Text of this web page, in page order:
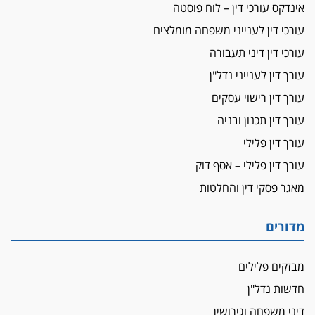
פיקטיביות בשם פלסטינים
על המידתיות
ביה"ד המשמעתי ביטל השעיה לצמיתות של
עורכת-דין שהביעה שמחה ב-7 באוקטובר
אשם
עו"ד הלל בבייב הורשע בהונאת עשרות לקוחות,
ההסדר: 7-9 שנות מאסר
דין ומקרקעין
עורך דין ברמת השרון נחקר בחשד למרמה בעסקת
תובעת משטרתית פוטרה בחשד לעישון סמים
שנחשף בפעילות בלשים בטלגרם
לא בכל יום
הכנסת אישרה
אינדקס עורכי דין – לוח פוסטה
עורכי דין לענייני משפחה מומלצים
עורכי דין דיני תעבורה
עורך דין לענייני נדל"ן
עורך דין רישוי עסקים
עורך דין תכנון ובניה
עורך דין פלילי
עורך דין פלילי – אסף דוק
מאגר פסקי דין והחלטות
מדורים
מבזקים פלילים
חדשות נדל"ן
דיני משפחה וגירושין